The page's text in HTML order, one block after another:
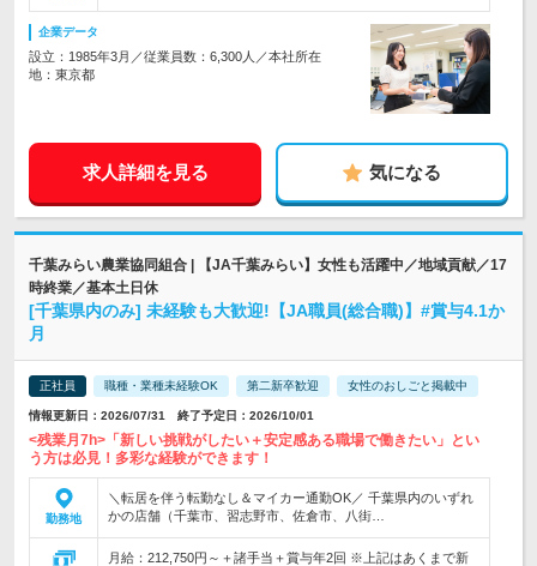
企業データ
設立：1985年3月／従業員数：6,300人／本社所在
地：東京都
求人詳細を見る 気になる
千葉みらい農業協同組合 | 【JA千葉みらい】女性も活躍中／地域貢献／17
時終業／基本土日休
[千葉県内のみ] 未経験も大歓迎!【JA職員(総合職)】#賞与4.1か
月
正社員 職種・業種未経験OK 第二新卒歓迎 女性のおしごと掲載中
情報更新日：2026/07/31 終了予定日：2026/10/01
<残業月7h>「新しい挑戦がしたい＋安定感ある職場で働きたい」とい
う方は必見！多彩な経験ができます！
勤務地
＼転居を伴う転勤なし＆マイカー通勤OK／ 千葉県内のいずれ
かの店舗（千葉市、習志野市、佐倉市、八街…
月給：212,750円～＋諸手当＋賞与年2回 ※上記はあくまで新